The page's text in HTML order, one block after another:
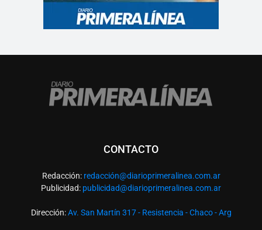
CONTACTO
Redacción: redacción@diarioprimeralinea.com.ar
Publicidad: publicidad@diarioprimeralinea.com.ar
Dirección:Av. San Martín 317 - Resistencia - Chaco - Arg